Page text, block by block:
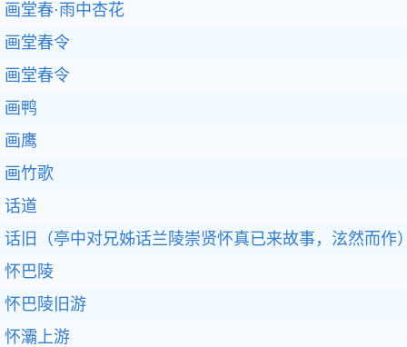
画堂春·雨中杏花
画堂春令
画堂春令
画鸭
画鹰
画竹歌
话道
话旧（亭中对兄姊话兰陵崇贤怀真已来故事，泫然而作
怀巴陵
怀巴陵旧游
怀灞上游